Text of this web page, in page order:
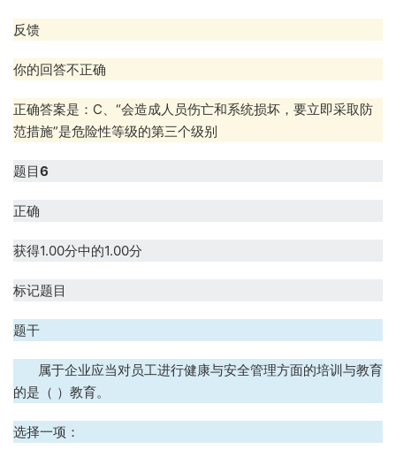
反馈
你的回答不正确
正确答案是：C、“会造成人员伤亡和系统损坏，要立即采取防
范措施”是危险性等级的第三个级别
题目6
正确
获得1.00分中的1.00分
标记题目
题干
属于企业应当对员工进行健康与安全管理方面的培训与教育
的是（ ）教育。
选择一项：